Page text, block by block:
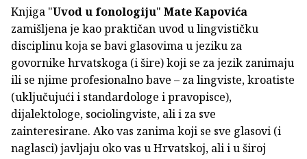
Knjiga "Uvod u fonologiju" Mate Kapovića
zamišljena je kao praktičan uvod u lingvističku
disciplinu koja se bavi glasovima u jeziku za
govornike hrvatskoga (i šire) koji se za jezik zanimaju
ili se njime profesionalno bave – za lingviste, kroatiste
(uključujući i standardologe i pravopisce),
dijalektologe, sociolingviste, ali i za sve
zainteresirane. Ako vas zanima koji se sve glasovi (i
naglasci) javljaju oko vas u Hrvatskoj, ali i u široj